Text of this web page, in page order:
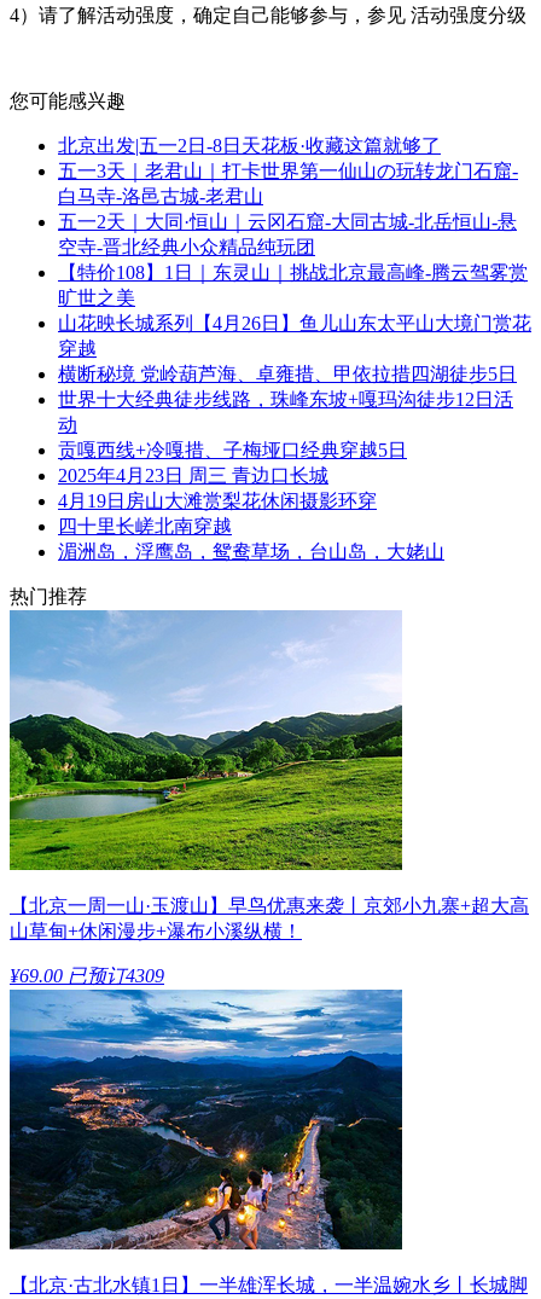
4）请了解活动强度，确定自己能够参与，参见 活动强度分级
您可能感兴趣
北京出发|五一2日-8日天花板·收藏这篇就够了
五一3天｜老君山｜打卡世界第一仙山の玩转龙门石窟-
白马寺-洛邑古城-老君山
五一2天｜大同·恒山｜云冈石窟-大同古城-北岳恒山-悬
空寺-晋北经典小众精品纯玩团
【特价108】1日｜东灵山｜挑战北京最高峰-腾云驾雾赏
旷世之美
山花映长城系列【4月26日】鱼儿山东太平山大境门赏花
穿越
横断秘境 党岭葫芦海、卓雍措、甲依拉措四湖徒步5日
世界十大经典徒步线路，珠峰东坡+嘎玛沟徒步12日活
动
贡嘎西线+冷嘎措、子梅垭口经典穿越5日
2025年4月23日 周三 青边口长城
4月19日房山大滩赏梨花休闲摄影环穿
四十里长嵯北南穿越
湄洲岛，浮鹰岛，鸳鸯草场，台山岛，大姥山
热门推荐
【北京一周一山·玉渡山】早鸟优惠来袭丨京郊小九寨+超大高
山草甸+休闲漫步+瀑布小溪纵横！
¥69.00 已预订4309
【北京·古北水镇1日】一半雄浑长城，一半温婉水乡丨长城脚